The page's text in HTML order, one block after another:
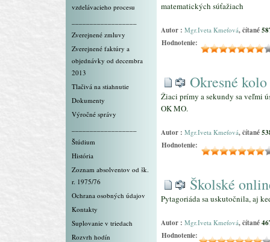
vzdelávacieho procesu
Zverejnené zmluvy
Zverejnené faktúry a
objednávky od decembra
2013
Tlačivá na stiahnutie
Dokumenty
Výročné správy
Štúdium
História
Zoznam absolventov od šk.
r. 1975/76
Ochrana osobných údajov
Kontakty
Suplovanie v triedach
Rozvrh hodín
matematických súťažiach
Autor : Mgr.Iveta Kmeťová, čítané
Hodnotenie:
Okresné
Žiaci prímy a sekundy sa veľmi
OK MO.
Autor : Mgr.Iveta Kmeťová, čítané
Hodnotenie:
Školské
Pytagoriáda sa uskutočnila, aj
Autor : Mgr.Iveta Kmeťová, čítané
Hodnotenie: